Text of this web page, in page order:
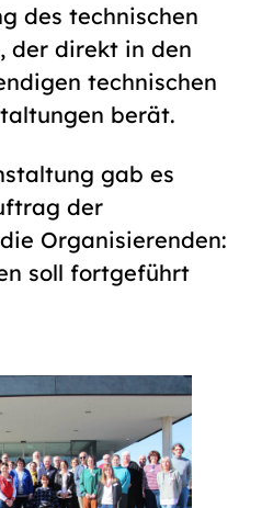
des technischen
der direkt in den
technischen
berät.
gab es
der
Organisierenden:
soll fortgeführt